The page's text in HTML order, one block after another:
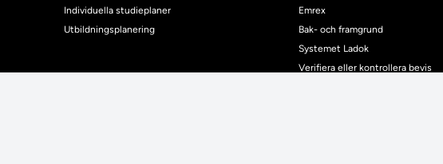
Individuella studieplaner
Utbildningsplanering
Emrex
Bak- och framgrund
Systemet Ladok
Verifiera eller kontrollera bevis